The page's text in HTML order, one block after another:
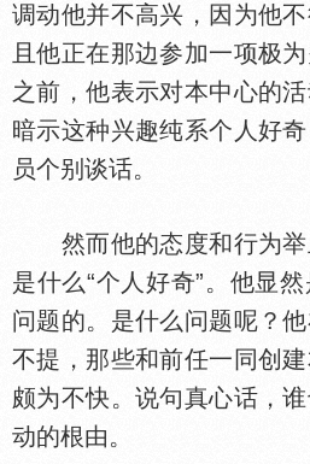
调动他并不高兴，因为他
且他正在那边参加一项极
之前，他表示对本中心的
暗示这种兴趣纯系个人好
员个别谈话。
然而他的态度和行为举
是什么“个人好奇”。他显
问题的。是什么问题呢？
不提，那些和前任一同创
颇为不快。说句真心话，
动的根由。